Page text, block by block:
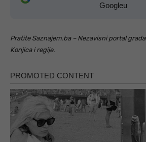
Googleu
Pratite Saznajem.ba – Nezavisni portal
Konjica i regije.